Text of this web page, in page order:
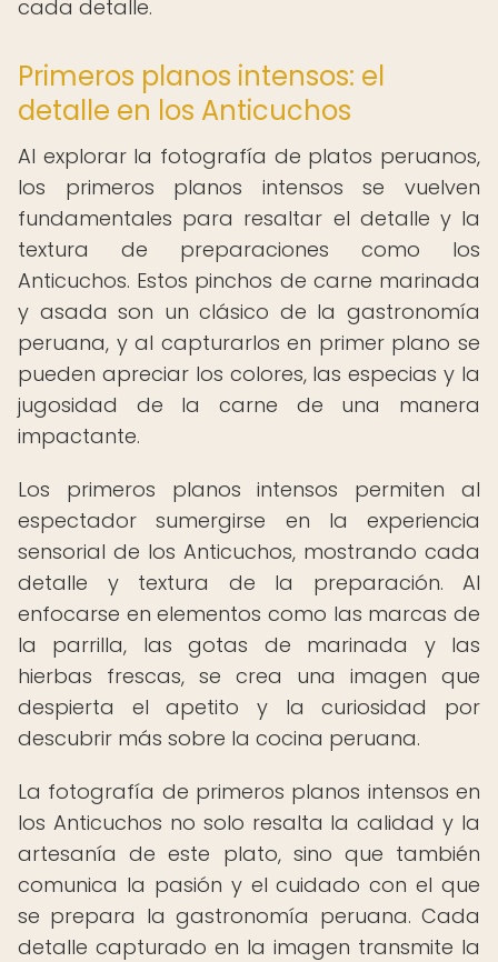
cada detalle.
Primeros planos intensos: el
detalle en los Anticuchos
Al explorar la fotografía de platos peruanos,
los primeros planos intensos se vuelven
fundamentales para resaltar el detalle y la
textura de preparaciones como los
Anticuchos. Estos pinchos de carne marinada
y asada son un clásico de la gastronomía
peruana, y al capturarlos en primer plano se
pueden apreciar los colores, las especias y la
jugosidad de la carne de una manera
impactante.
Los primeros planos intensos permiten al
espectador sumergirse en la experiencia
sensorial de los Anticuchos, mostrando cada
detalle y textura de la preparación. Al
enfocarse en elementos como las marcas de
la parrilla, las gotas de marinada y las
hierbas frescas, se crea una imagen que
despierta el apetito y la curiosidad por
descubrir más sobre la cocina peruana.
La fotografía de primeros planos intensos en
los Anticuchos no solo resalta la calidad y la
artesanía de este plato, sino que también
comunica la pasión y el cuidado con el que
se prepara la gastronomía peruana. Cada
detalle capturado en la imagen transmite la